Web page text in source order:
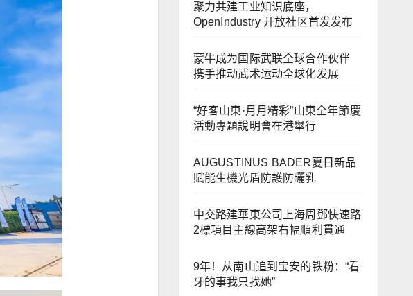
聚力共建工业知识底座，
OpenIndustry 开放社区首发发布
蒙牛成为国际武联全球合作伙伴
携手推动武术运动全球化发展
“好客山東·月月精彩”山東全年節慶
活動專題說明會在港舉行
AUGUSTINUS BADER夏日新品
賦能生機光盾防護防曬乳
中交路建華東公司上海周鄧快速路
2標項目主線高架右幅順利貫通
9年！从南山追到宝安的铁粉：“看
牙的事我只找她”